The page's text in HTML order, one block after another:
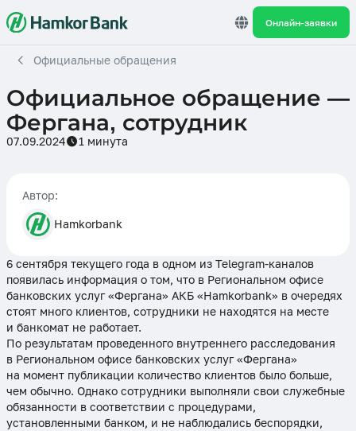
Онлайн-заявки
Официальные обращения
Официальное обращение —
Фергана, сотрудник
07.09.2024 1 минута
Автор:
Hamkorbank
6 сентября текущего года в одном из Telegram-каналов
появилась информация о том, что в Региональном офисе
банковских услуг «Фергана» АКБ «Hamkorbank» в очередях
стоят много клиентов, сотрудники не находятся на месте
и банкомат не работает.
По результатам проведенного внутреннего расследования
в Региональном офисе банковских услуг «Фергана»
на момент публикации количество клиентов было больше,
чем обычно. Однако сотрудники выполняли свои служебные
обязанности в соответствии с процедурами,
установленными банком, и не наблюдались беспорядки,